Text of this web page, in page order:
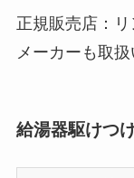
正規販売店：
メーカーも取扱
給湯器駆けつ